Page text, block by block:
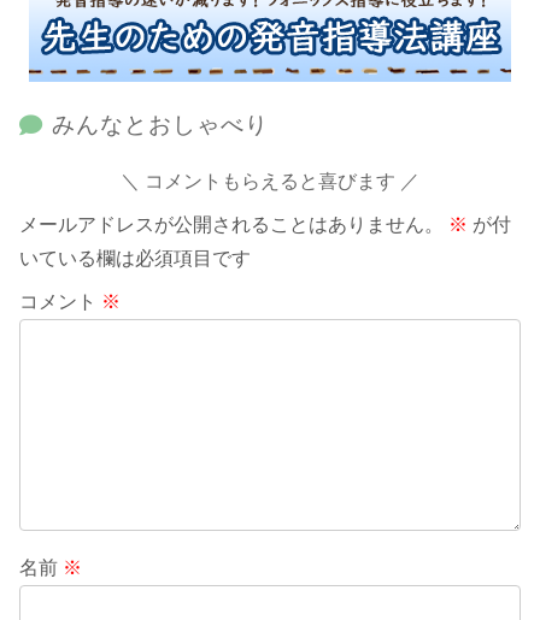
みんなとおしゃべり
コメントもらえると喜びます
メールアドレスが公開されることはありません。 ※ が付
いている欄は必須項目です
コメント ※
名前 ※